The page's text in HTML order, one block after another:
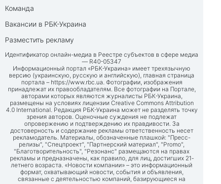
Команда
Вакансии в РБК-Украина
Разместить рекламу
Идентификатор онлайн-медиа в Реестре субъектов в сфере медиа
— R40-05347
Информационный портал «РБК-Украина» имеет трехязычную
версию (украинскую, русскую и английскую), главная страница
портала – https://www.rbc.ua. Фотографии, изображения
принадлежат их правообладателям. Все фотографии на Портале,
авторами которых являются журналисты РБК-Украина,
размещены на условиях лицензии Creative Commons Attribution
4.0 International. Редакция РБК-Украина может не разделять точку
зрения авторов. Оценочные суждения не подлежат
опровержению и подтверждению их правдивости. За
достоверность и содержание рекламы ответственность несет
рекламодатель. Материалы, обозначенные плашкой: "Пресс-
релизы", "Спецпроект", "Партнерский материал", "Promo",
"Благотворительность", "Резонанс" размещаются на правах
рекламы и предназначены, как правило, для лиц, достигших 21-
летнего возраста. «Новости компании» – это информационный
формат, охватывающий новости, события и объявления,
связанные с деятельностью компаний, базирующиеся на